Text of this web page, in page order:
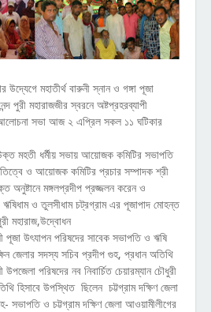
উদ্যেগে মহাতীর্থ বারুনী স্নান ও গঙ্গা পূজা
পুরী মহারাজজীর স্বরনে অষ্টপ্রহরব্যাপী
আলোচনা সভা আজ ২ এপ্রিল সকল ১১ ঘটিকার
মহতী ধর্মীয় সভায় আয়োজক কমিটির সভাপতি
ও আয়োজক কমিটির প্রচার সম্পাদক শ্রী
অনুষ্টানে মঙ্গলপ্রদীপ প্রজ্জলন করেন ও
ঋষিধাম ও তুলসীধাম চট্রগ্রাম এর পূজাপাদ মোহন্ত
মহারাজ,উদ্বোধন
পূজা উৎযাপন পরিষদের সাবেক সভাপতি ও ঋষি
জেলার সদস্য সচিব প্রদীপ গুহ, প্রধান অতিথি
পরিষদের নব নিবার্চিত চেয়ারম্যান চৌধুরী
হিসাবে উপস্থিত ছিলেন চট্টগ্রাম দক্ষিণ জেলা
সভাপতি ও চট্টগ্রাম দক্ষিণ জেলা আওয়ামীলীগের